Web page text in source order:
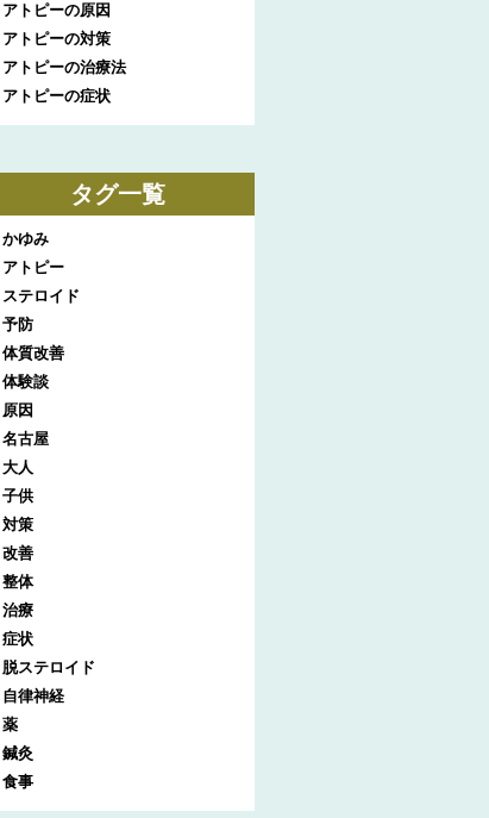
アトピーの原因
アトピーの対策
アトピーの治療法
アトピーの症状
タグ一覧
かゆみ
アトピー
ステロイド
予防
体質改善
体験談
原因
名古屋
大人
子供
対策
改善
整体
治療
症状
脱ステロイド
自律神経
薬
鍼灸
食事